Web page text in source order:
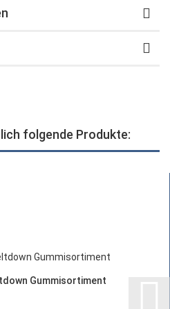
folgende Produkte:
Gummisortiment